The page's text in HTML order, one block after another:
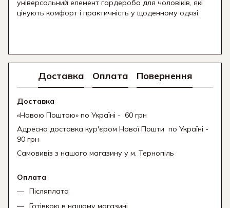
універсальний елемент гардероба для чоловіків, які
цінують комфорт і практичність у щоденному одязі.
Доставка Оплата Повернення
Доставка
«Новою Поштою» по Україні - 60 грн
Адресна доставка кур'єром Нової Пошти по Україні -
90 грн
Самовивіз з нашого магазину у м. Тернопіль
Оплата
Післяплата
Готівкою в нашому магазині